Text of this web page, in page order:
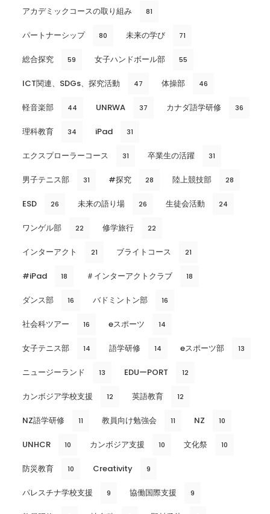
アカデミックコースの取り組み 81
パートナーシップ 80 未来の学び 71
総合探究 59 女子ハンドボール部 55
ICT関連、SDGs、探究活動 47 体操部 46
軽音楽部 44 UNRWA 37 カナダ語学研修 36
理科教育 34 iPad 31
エクスプローラーコース 31 卒業生の活躍 31
男子テニス部 31 #探究 28 陸上競技部 28
ESD 26 未来の語り場 26 生徒会活動 24
ワンゲル部 22 修学旅行 22
インターアクト 21 ブライトコース 21
#iPad 18 ＃インターアクトクラブ 18
ダンス部 16 バドミントン部 16
社会科ツアー 16 eスポーツ 14
女子テニス部 14 語学研修 14 eスポーツ部 13
ニュージーランド 13 EDUーPORT 12
カンボジア学校支援 12 英語教育 12
NZ語学研修 11 教員向け勉強会 11 NZ 10
UNHCR 10 カンボジア支援 10 文化祭 10
防災教育 10 Creativity 9
パレスチナ学校支援 9 協働国際支援 9